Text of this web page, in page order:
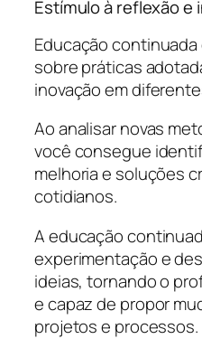
Estímulo à reflexão e
Educação
sobre práticas
inovação em
Ao analisar novas
você consegue
melhoria e soluções
cotidianos.
A educação
experimentação e
ideias, tornando o
e capaz de propor
projetos e processos.